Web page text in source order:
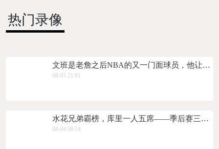
热门录像
文班是老詹之后NBA的又一门面球员，他让NBA更加国际化
08-05 21:01
水花兄弟霸榜，库里一人五席——季后赛三分投射的“天花板”长这样
08-04 08:14